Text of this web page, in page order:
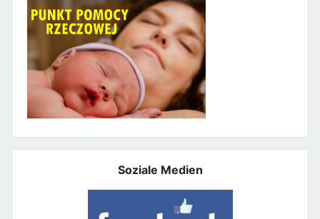
Soziale Medien